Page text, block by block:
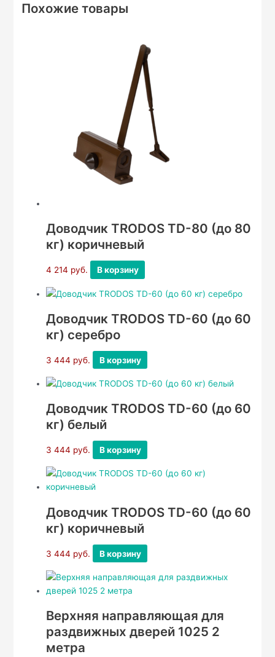
Похожие товары
Доводчик TRODOS TD-80 (до 80
кг) коричневый
4 214 руб. В корзину
Доводчик TRODOS TD-60 (до 60
кг) серебро
3 444 руб. В корзину
Доводчик TRODOS TD-60 (до 60
кг) белый
3 444 руб. В корзину
Доводчик TRODOS TD-60 (до 60
кг) коричневый
3 444 руб. В корзину
Верхняя направляющая для
раздвижных дверей 1025 2
метра